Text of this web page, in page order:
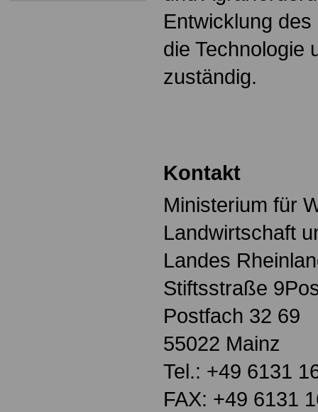
Entwicklung
die Technologie
zuständig.
Kontakt
Ministerium für
Landwirtschaft
Landes
Stiftsstraße
Postfach 32 69
55022 Mainz
Tel.: +49 6131
FAX: +49 6131